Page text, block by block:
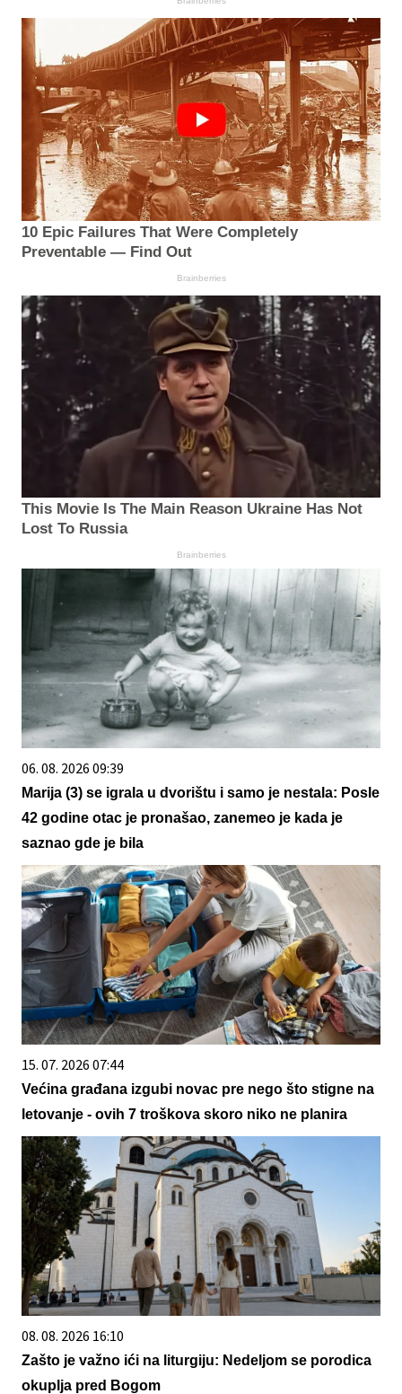
10 Epic Failures That Were Completely
Preventable — Find Out
Brainberries
This Movie Is The Main Reason Ukraine Has Not
Lost To Russia
Brainberries
06. 08. 2026 09:39
Marija (3) se igrala u dvorištu i samo je nestala: Posle
42 godine otac je pronašao, zanemeo je kada je
saznao gde je bila
15. 07. 2026 07:44
Većina građana izgubi novac pre nego što stigne na
letovanje - ovih 7 troškova skoro niko ne planira
08. 08. 2026 16:10
Zašto je važno ići na liturgiju: Nedeljom se porodica
okuplja pred Bogom